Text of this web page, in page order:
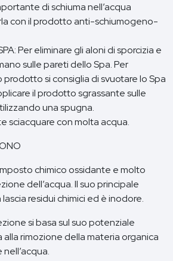
di schiuma nell’acqua
con il prodotto anti-schiumogeno-
Per eliminare gli aloni di sporcizia e
sulle pareti dello Spa. Per
si consiglia di svuotare lo Spa
il prodotto sgrassante sulle
una spugna.
sciacquare con molta acqua.
chimico ossidante e molto
dell’acqua. Il suo principale
residui chimici ed è inodore.
si basa sul suo potenziale
rimozione della materia organica